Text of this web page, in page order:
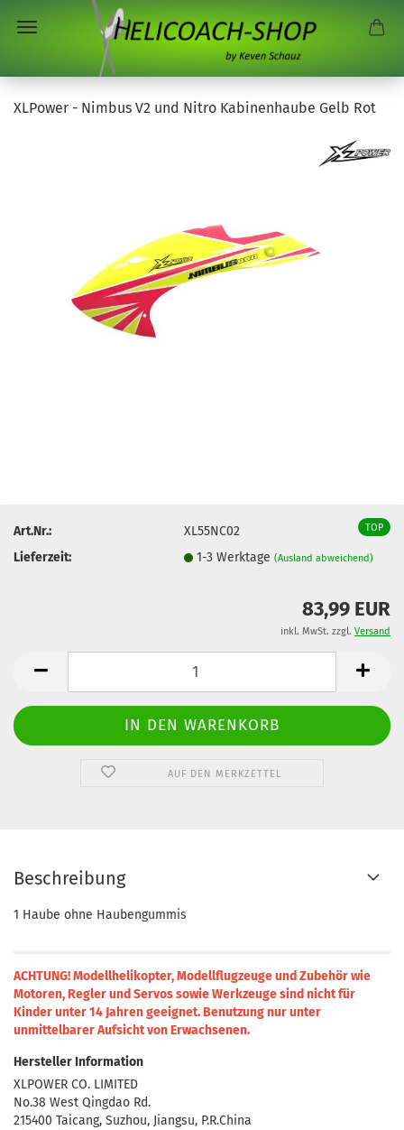
XLPower - Nimbus V2 und Nitro Kabinenhaube Gelb Rot
TOP
Art.Nr.:
XL55NC02
Lieferzeit:
1-3 Werktage(Ausland abweichend)
83,99 EUR
inkl. MwSt. zzgl. Versand
AUF DEN MERKZETTEL
Beschreibung
1 Haube ohne Haubengummis
ACHTUNG! Modellhelikopter, Modellflugzeuge und Zubehör wie
Motoren, Regler und Servos sowie Werkzeuge sind nicht für
Kinder unter 14 Jahren geeignet. Benutzung nur unter
unmittelbarer Aufsicht von Erwachsenen.
Hersteller Information
XLPOWER CO. LIMITED
No.38 West Qingdao Rd.
215400 Taicang, Suzhou, Jiangsu, P.R.China